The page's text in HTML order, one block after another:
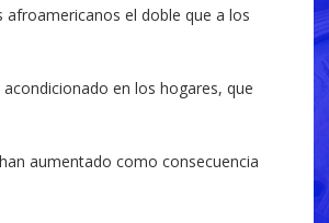
el doble que a los
en los hogares, que
aumentado como consecuencia